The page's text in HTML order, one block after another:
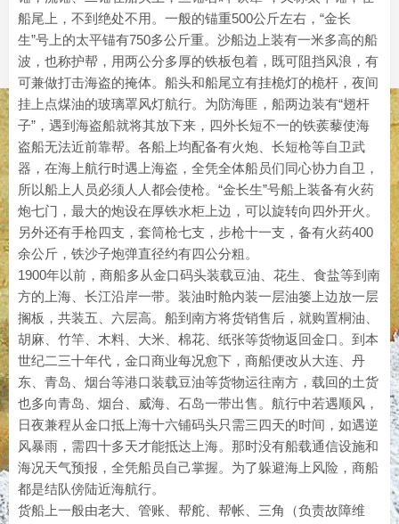
船尾上，不到绝处不用。一般的锚重500公斤左右，“金长
生”号上的太平锚有750多公斤重。沙船边上装有一米多高的船
波，也称护帮，用两公分多厚的铁板包着，既可阻挡风浪，有
可兼做打击海盗的掩体。船头和船尾立有挂桅灯的桅杆，夜间
挂上点煤油的玻璃罩风灯航行。为防海匪，船两边装有“翅杆
子”，遇到海盗船就将其放下来，四外长短不一的铁蒺藜使海
盗船无法近前靠帮。各船上均配备有火炮、长短枪等自卫武
器，在海上航行时遇上海盗，全凭全体船员们同心协力自卫，
所以船上人员必须人人都会使枪。“金长生”号船上装备有火药
炮七门，最大的炮设在厚铁水柜上边，可以旋转向四外开火。
另外还有手枪四支，套筒枪七支，步枪十一支，备有火药400
余公斤，铁沙子炮弹直径约有四公分粗。
1900年以前，商船多从金口码头装载豆油、花生、食盐等到南
方的上海、长江沿岸一带。装油时舱内装一层油篓上边放一层
搁板，共装五、六层高。船到南方将货销售后，就购置桐油、
胡麻、竹竿、木料、大米、棉花、纸张等货物返回金口。到本
世纪二三十年代，金口商业每况愈下，商船便改从大连、丹
东、青岛、烟台等港口装载豆油等货物运往南方，载回的土货
也多向青岛、烟台、威海、石岛一带出售。航行中若遇顺风，
日夜兼程从金口抵上海十六铺码头只需三四天的时间，如遇逆
风暴雨，需四十多天才能抵达上海。那时没有船载通信设施和
海况天气预报，全凭船员自己掌握。为了躲避海上风险，商船
都是结队傍陆近海航行。
货船上一般由老大、管账、帮舵、帮帐、三角（负责故障维